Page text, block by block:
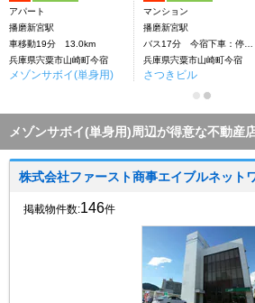
アパート
播磨新宮駅
車移動19分 13.0km
兵庫県宍粟市山崎町今宿
メゾンサボイ(単身用)
マンション
播磨新宮駅
バス17分 今宿下車：停歩2分
兵庫県宍粟市山崎町今宿
さつきビル
メゾンサボイ(単身用)周辺が得意な不動産
株式会社ファースト商事エイブルネット
掲載物件数:146件